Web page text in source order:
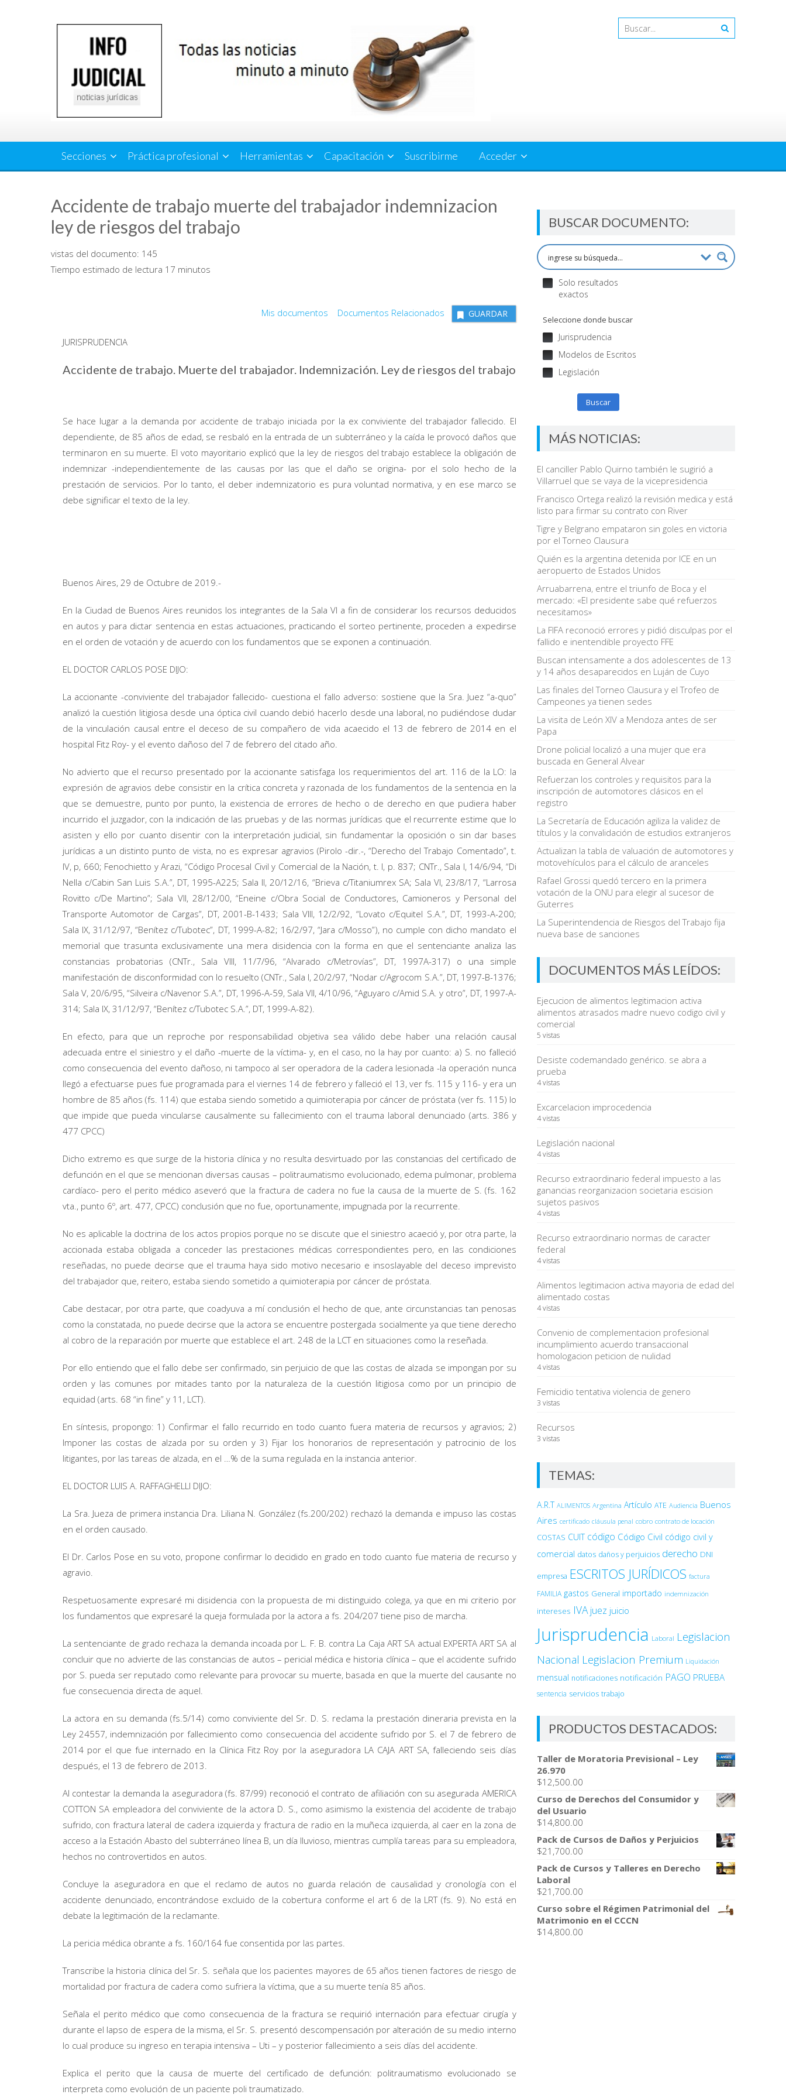
Secciones Práctica profesional Herramientas Capacitación Suscribirme Acceder
Accidente de trabajo muerte del trabajador indemnizacion
ley de riesgos del trabajo
vistas del documento: 145
Tiempo estimado de lectura 17 minutos
Mis documentos Documentos Relacionados GUARDAR
JURISPRUDENCIA
Accidente de trabajo. Muerte del trabajador. Indemnización. Ley de riesgos del trabajo
Se hace lugar a la demanda por accidente de trabajo iniciada por la ex conviviente del trabajador fallecido. El
dependiente, de 85 años de edad, se resbaló en la entrada de un subterráneo y la caída le provocó daños que
terminaron en su muerte. El voto mayoritario explicó que la ley de riesgos del trabajo establece la obligación de
indemnizar -independientemente de las causas por las que el daño se origina- por el solo hecho de la
prestación de servicios. Por lo tanto, el deber indemnizatorio es pura voluntad normativa, y en ese marco se
debe significar el texto de la ley.
Buenos Aires, 29 de Octubre de 2019.-
En la Ciudad de Buenos Aires reunidos los integrantes de la Sala VI a fin de considerar los recursos deducidos
en autos y para dictar sentencia en estas actuaciones, practicando el sorteo pertinente, proceden a expedirse
en el orden de votación y de acuerdo con los fundamentos que se exponen a continuación.
EL DOCTOR CARLOS POSE DIJO:
La accionante -conviviente del trabajador fallecido- cuestiona el fallo adverso: sostiene que la Sra. Juez “a-quo”
analizó la cuestión litigiosa desde una óptica civil cuando debió hacerlo desde una laboral, no pudiéndose dudar
de la vinculación causal entre el deceso de su compañero de vida acaecido el 13 de febrero de 2014 en el
hospital Fitz Roy- y el evento dañoso del 7 de febrero del citado año.
No advierto que el recurso presentado por la accionante satisfaga los requerimientos del art. 116 de la LO: la
expresión de agravios debe consistir en la crítica concreta y razonada de los fundamentos de la sentencia en la
que se demuestre, punto por punto, la existencia de errores de hecho o de derecho en que pudiera haber
incurrido el juzgador, con la indicación de las pruebas y de las normas jurídicas que el recurrente estime que lo
asisten y ello por cuanto disentir con la interpretación judicial, sin fundamentar la oposición o sin dar bases
jurídicas a un distinto punto de vista, no es expresar agravios (Pirolo -dir.-, “Derecho del Trabajo Comentado”, t.
IV, p, 660; Fenochietto y Arazi, “Código Procesal Civil y Comercial de la Nación, t. I, p. 837; CNTr., Sala I, 14/6/94, “Di
Nella c/Cabin San Luis S.A.”, DT, 1995-A225; Sala II, 20/12/16, “Brieva c/Titaniumrex SA; Sala VI, 23/8/17, “Larrosa
Rovitto c/De Martino”; Sala VII, 28/12/00, “Eneine c/Obra Social de Conductores, Camioneros y Personal del
Transporte Automotor de Cargas”, DT, 2001-B-1433; Sala VIII, 12/2/92, “Lovato c/Equitel S.A.”, DT, 1993-A-200;
Sala IX, 31/12/97, “Benítez c/Tubotec”, DT, 1999-A-82; 16/2/97, “Jara c/Mosso”), no cumple con dicho mandato el
memorial que trasunta exclusivamente una mera disidencia con la forma en que el sentenciante analiza las
constancias probatorias (CNTr., Sala VIII, 11/7/96, “Alvarado c/Metrovías”, DT, 1997A-317) o una simple
manifestación de disconformidad con lo resuelto (CNTr., Sala I, 20/2/97, “Nodar c/Agrocom S.A.”, DT, 1997-B-1376;
Sala V, 20/6/95, “Silveira c/Navenor S.A.”, DT, 1996-A-59, Sala VII, 4/10/96, “Aguyaro c/Amid S.A. y otro”, DT, 1997-A-
314; Sala IX, 31/12/97, “Benítez c/Tubotec S.A.”, DT, 1999-A-82).
En efecto, para que un reproche por responsabilidad objetiva sea válido debe haber una relación causal
adecuada entre el siniestro y el daño -muerte de la víctima- y, en el caso, no la hay por cuanto: a) S. no falleció
como consecuencia del evento dañoso, ni tampoco al ser operadora de la cadera lesionada -la operación nunca
llegó a efectuarse pues fue programada para el viernes 14 de febrero y falleció el 13, ver fs. 115 y 116- y era un
hombre de 85 años (fs. 114) que estaba siendo sometido a quimioterapia por cáncer de próstata (ver fs. 115) lo
que impide que pueda vincularse causalmente su fallecimiento con el trauma laboral denunciado (arts. 386 y
477 CPCC)
Dicho extremo es que surge de la historia clínica y no resulta desvirtuado por las constancias del certificado de
defunción en el que se mencionan diversas causas – politraumatismo evolucionado, edema pulmonar, problema
cardíaco- pero el perito médico aseveró que la fractura de cadera no fue la causa de la muerte de S. (fs. 162
vta., punto 6º, art. 477, CPCC) conclusión que no fue, oportunamente, impugnada por la recurrente.
No es aplicable la doctrina de los actos propios porque no se discute que el siniestro acaeció y, por otra parte, la
accionada estaba obligada a conceder las prestaciones médicas correspondientes pero, en las condiciones
reseñadas, no puede decirse que el trauma haya sido motivo necesario e insoslayable del deceso imprevisto
del trabajador que, reitero, estaba siendo sometido a quimioterapia por cáncer de próstata.
Cabe destacar, por otra parte, que coadyuva a mí conclusión el hecho de que, ante circunstancias tan penosas
como la constatada, no puede decirse que la actora se encuentre postergada socialmente ya que tiene derecho
al cobro de la reparación por muerte que establece el art. 248 de la LCT en situaciones como la reseñada.
Por ello entiendo que el fallo debe ser confirmado, sin perjuicio de que las costas de alzada se impongan por su
orden y las comunes por mitades tanto por la naturaleza de la cuestión litigiosa como por un principio de
equidad (arts. 68 “in fine” y 11, LCT).
En síntesis, propongo: 1) Confirmar el fallo recurrido en todo cuanto fuera materia de recursos y agravios; 2)
Imponer las costas de alzada por su orden y 3) Fijar los honorarios de representación y patrocinio de los
litigantes, por las tareas de alzada, en el …% de la suma regulada en la instancia anterior.
EL DOCTOR LUIS A. RAFFAGHELLI DIJO:
La Sra. Jueza de primera instancia Dra. Liliana N. González (fs.200/202) rechazó la demanda e impuso las costas
en el orden causado.
El Dr. Carlos Pose en su voto, propone confirmar lo decidido en grado en todo cuanto fue materia de recurso y
agravio.
Respetuosamente expresaré mi disidencia con la propuesta de mi distinguido colega, ya que en mi criterio por
los fundamentos que expresaré la queja formulada por la actora a fs. 204/207 tiene piso de marcha.
La sentenciante de grado rechaza la demanda incoada por L. F. B. contra La Caja ART SA actual EXPERTA ART SA al
concluir que no advierte de las constancias de autos – pericial médica e historia clínica – que el accidente sufrido
por S. pueda ser reputado como relevante para provocar su muerte, basada en que la muerte del causante no
fue consecuencia directa de aquel.
La actora en su demanda (fs.5/14) como conviviente del Sr. D. S. reclama la prestación dineraria prevista en la
Ley 24557, indemnización por fallecimiento como consecuencia del accidente sufrido por S. el 7 de febrero de
2014 por el que fue internado en la Clínica Fitz Roy por la aseguradora LA CAJA ART SA, falleciendo seis días
después, el 13 de febrero de 2013.
Al contestar la demanda la aseguradora (fs. 87/99) reconoció el contrato de afiliación con su asegurada AMERICA
COTTON SA empleadora del conviviente de la actora D. S., como asimismo la existencia del accidente de trabajo
sufrido, con fractura lateral de cadera izquierda y fractura de radio en la muñeca izquierda, al caer en la zona de
acceso a la Estación Abasto del subterráneo línea B, un día lluvioso, mientras cumplía tareas para su empleadora,
hechos no controvertidos en autos.
Concluye la aseguradora en que el reclamo de autos no guarda relación de causalidad y cronología con el
accidente denunciado, encontrándose excluido de la cobertura conforme el art 6 de la LRT (fs. 9). No está en
debate la legitimación de la reclamante.
La pericia médica obrante a fs. 160/164 fue consentida por las partes.
Transcribe la historia clínica del Sr. S. señala que los pacientes mayores de 65 años tienen factores de riesgo de
mortalidad por fractura de cadera como sufriera la víctima, que a su muerte tenía 85 años.
Señala el perito médico que como consecuencia de la fractura se requirió internación para efectuar cirugía y
durante el lapso de espera de la misma, el Sr. S. presentó descompensación por alteración de su medio interno
lo cual produce su ingreso en terapia intensiva – Uti – y posterior fallecimiento a seis días del accidente.
Explica el perito que la causa de muerte del certificado de defunción: politraumatismo evolucionado se
interpreta como evolución de un paciente poli traumatizado.
BUSCAR DOCUMENTO:
Solo resultados
exactos
Seleccione donde buscar
Jurisprudencia
Modelos de Escritos
Legislación
Buscar
MÁS NOTICIAS:
El canciller Pablo Quirno también le sugirió a
Villarruel que se vaya de la vicepresidencia
Francisco Ortega realizó la revisión medica y está
listo para firmar su contrato con River
Tigre y Belgrano empataron sin goles en victoria
por el Torneo Clausura
Quién es la argentina detenida por ICE en un
aeropuerto de Estados Unidos
Arruabarrena, entre el triunfo de Boca y el
mercado: «El presidente sabe qué refuerzos
necesitamos»
La FIFA reconoció errores y pidió disculpas por el
fallido e inentendible proyecto FFE
Buscan intensamente a dos adolescentes de 13
y 14 años desaparecidos en Luján de Cuyo
Las finales del Torneo Clausura y el Trofeo de
Campeones ya tienen sedes
La visita de León XIV a Mendoza antes de ser
Papa
Drone policial localizó a una mujer que era
buscada en General Alvear
Refuerzan los controles y requisitos para la
inscripción de automotores clásicos en el
registro
La Secretaría de Educación agiliza la validez de
títulos y la convalidación de estudios extranjeros
Actualizan la tabla de valuación de automotores y
motovehículos para el cálculo de aranceles
Rafael Grossi quedó tercero en la primera
votación de la ONU para elegir al sucesor de
Guterres
La Superintendencia de Riesgos del Trabajo fija
nueva base de sanciones
DOCUMENTOS MÁS LEÍDOS:
Ejecucion de alimentos legitimacion activa
alimentos atrasados madre nuevo codigo civil y
comercial
5 vistas
Desiste codemandado genérico. se abra a
prueba
4 vistas
Excarcelacion improcedencia
4 vistas
Legislación nacional
4 vistas
Recurso extraordinario federal impuesto a las
ganancias reorganizacion societaria escision
sujetos pasivos
4 vistas
Recurso extraordinario normas de caracter
federal
4 vistas
Alimentos legitimacion activa mayoria de edad del
alimentado costas
4 vistas
Convenio de complementacion profesional
incumplimiento acuerdo transaccional
homologacion peticion de nulidad
4 vistas
Femicidio tentativa violencia de genero
3 vistas
Recursos
3 vistas
TEMAS:
A.R.T ALIMENTOS Argentina Artículo ATE Audiencia Buenos
Aires certificado cláusula penal cobro contrato de locación
COSTAS CUIT código Código Civil código civil y
comercial datos daños y perjuicios derecho DNI
empresa ESCRITOS JURÍDICOS factura
FAMILIA gastos General importado indemnización
intereses IVA juez juicio
Jurisprudencia Laboral Legislacion
Nacional Legislacion Premium Liquidación
mensual notificaciones notificación PAGO PRUEBA
sentencia servicios trabajo
PRODUCTOS DESTACADOS:
Taller de Moratoria Previsional – Ley
26.970
$12,500.00
Curso de Derechos del Consumidor y
del Usuario
$14,800.00
Pack de Cursos de Daños y Perjuicios
$21,700.00
Pack de Cursos y Talleres en Derecho
Laboral
$21,700.00
Curso sobre el Régimen Patrimonial del
Matrimonio en el CCCN
$14,800.00